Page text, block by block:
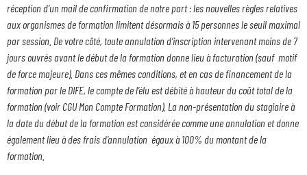
réception d’un mail de confirmation de notre part : les nouvelles règles relatives
aux organismes de formation limitent désormais à 15 personnes le seuil maximal
par session. De votre côté, toute annulation d’inscription intervenant moins de 7
jours ouvrés avant le début de la formation donne lieu à facturation (sauf motif
de force majeure). Dans ces mêmes conditions, et en cas de financement de la
formation par le DIFE, le compte de l’élu est débité à hauteur du coût total de la
formation (voir CGU Mon Compte Formation). La non-présentation du stagiaire à
la date du début de la formation est considérée comme une annulation et donne
également lieu à des frais d’annulation égaux à 100% du montant de la
formation.